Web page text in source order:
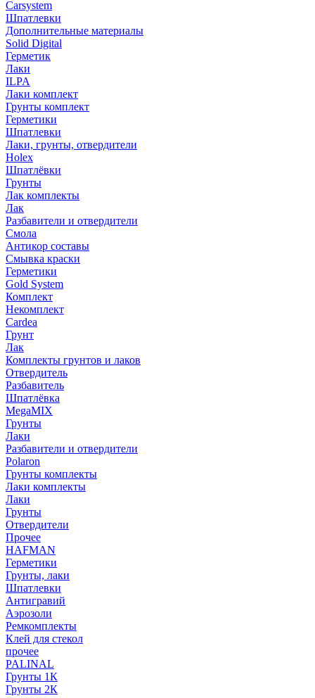
Carsystem
Шпатлевки
Дополнительные материалы
Solid Digital
Герметик
Лаки
ILPA
Лаки комплект
Грунты комплект
Герметики
Шпатлевки
Лаки, грунты, отвердители
Holex
Шпатлёвки
Грунты
Лак комплекты
Лак
Разбавители и отвердители
Смола
Антикор составы
Смывка краски
Герметики
Gold System
Комплект
Некомплект
Cardea
Грунт
Лак
Комплекты грунтов и лаков
Отвердитель
Разбавитель
Шпатлёвка
MegaMIX
Грунты
Лаки
Разбавители и отвердители
Polaron
Грунты комплекты
Лаки комплекты
Лаки
Грунты
Отвердители
Прочее
HAFMAN
Герметики
Грунты, лаки
Шпатлевки
Антигравий
Аэрозоли
Ремкомплекты
Клей для стекол
прочее
PALINAL
Грунты 1К
Грунты 2К